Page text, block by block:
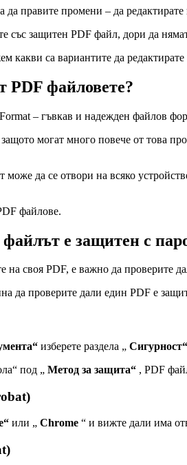
да правите промени – да
със защитен PDF файл, дори да
какви са вариантите да редактирате
PDF файловете?
– гъвкав и надежден файлов
могат много повече от това
да се отвори на всяко
файлове.
е защитен с
на своя PDF, е важно да проверите
да проверите дали един PDF е
изберете раздела „ Сигурност“
под „ Метод за защита“ , PDF
или „ Chrome “ и вижте дали има